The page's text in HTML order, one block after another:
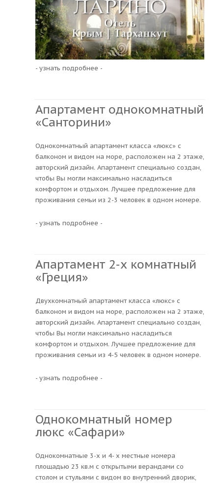
- узнать подробнее -
Апартамент однокомнатный
«Санторини»
Однокомнатный апартамент класса «люкс» с
балконом и видом на море, расположен на 2 этаже,
авторский дизайн. Апартамент специально создан,
чтобы Вы могли максимально насладиться
комфортом и отдыхом. Лучшее предложение для
проживания семьи из 2-3 человек в одном номере.
- узнать подробнее -
Апартамент 2-х комнатный
«Греция»
Двухкомнатный апартамент класса «люкс» с
балконом и видом на море, расположен на 2 этаже,
авторский дизайн. Апартамент специально создан,
чтобы Вы могли максимально насладиться
комфортом и отдыхом. Лучшее предложение для
проживания семьи из 4-5 человек в одном номере.
- узнать подробнее -
Однокомнатный номер
люкс «Сафари»
Однокомнатные 3-х и 4- х местные номера
площадью 23 кв.м с открытыми верандами со
столом и стульями с видом во внутренний дворик,